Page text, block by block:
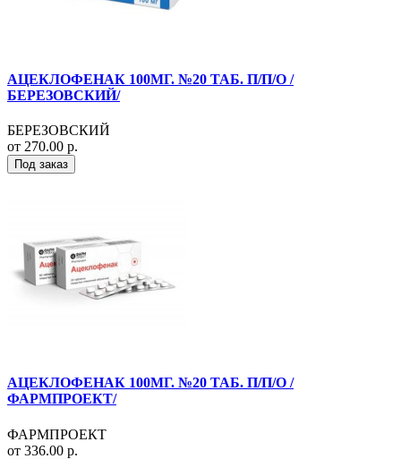
АЦЕКЛОФЕНАК 100МГ. №20 ТАБ. П/П/О /
БЕРЕЗОВСКИЙ/
БЕРЕЗОВСКИЙ
от 270.00 р.
Под заказ
АЦЕКЛОФЕНАК 100МГ. №20 ТАБ. П/П/О /
ФАРМПРОЕКТ/
ФАРМПРОЕКТ
от 336.00 р.